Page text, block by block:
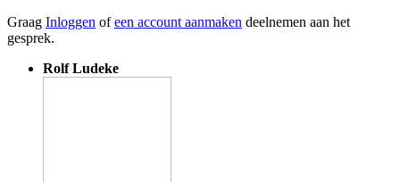
Graag Inloggen ofeen account aanmaken deelnemen aan het
gesprek.
Rolf Ludeke